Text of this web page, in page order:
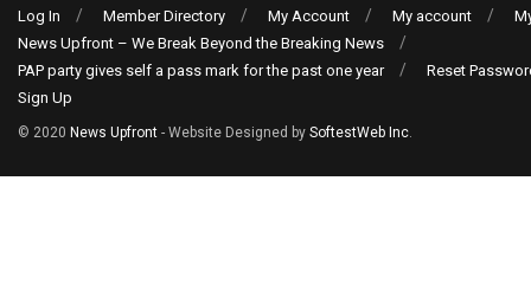
Log In
Member Directory My Account My account
News Upfront – We Break Beyond the Breaking News
PAP party gives self a pass mark for the past one year
Reset
Sign Up
© 2020 News Upfront - Website Designed by SoftestWeb Inc.